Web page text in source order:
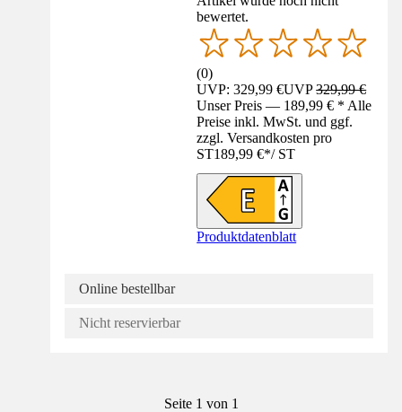
bewertet.
(0)
UVP: 329,99 €UVP329,99 €
Unser Preis — 189,99 € * Alle
Preise inkl. MwSt. und ggf.
zzgl. Versandkosten pro
ST189,99 €*/ ST
Produktdatenblatt
Online bestellbar
Nicht reservierbar
Seite 1 von 1